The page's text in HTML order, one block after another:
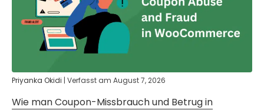
Priyanka Okidi | Verfasst am August 7, 2026
Wie man Coupon-Missbrauch und Betrug in